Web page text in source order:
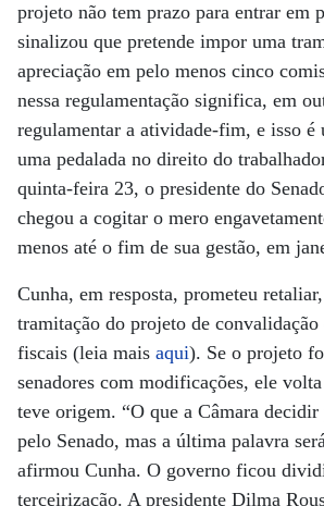
projeto não tem prazo para entrar em
sinalizou que pretende impor uma
apreciação em pelo menos cinco
nessa regulamentação significa, em
regulamentar a atividade-fim, e isso é
uma pedalada no direito do
quinta-feira 23, o presidente do
chegou a cogitar o mero
menos até o fim de sua gestão, em
Cunha, em resposta, prometeu
tramitação do projeto de
fiscais (leia mais aqui). Se o projeto
senadores com modificações, ele
teve origem. “O que a Câmara decidir
pelo Senado, mas a última palavra
afirmou Cunha. O governo ficou
terceirização. A presidente Dilma